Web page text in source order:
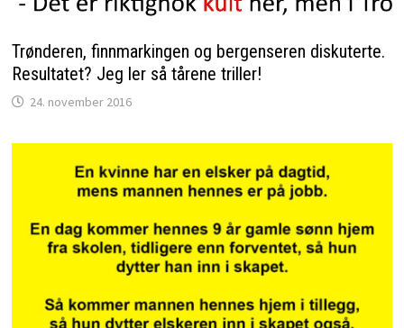
Trønderen, finnmarkingen og bergenseren diskuterte.
Resultatet? Jeg ler så tårene triller!
24. november 2016